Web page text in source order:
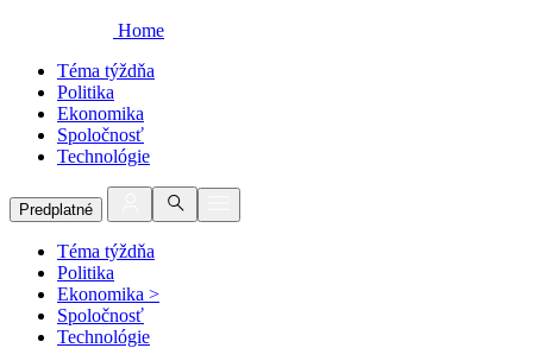
Home
Téma týždňa
Politika
Ekonomika
Spoločnosť
Technológie
Predplatné
Téma týždňa
Politika
Ekonomika >
Spoločnosť
Technológie